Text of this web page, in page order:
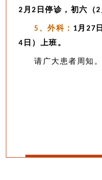
2 月 2 日停诊，初六（2
5、外科： 1 月27 日
4 日）上班。
请广大患者周知。